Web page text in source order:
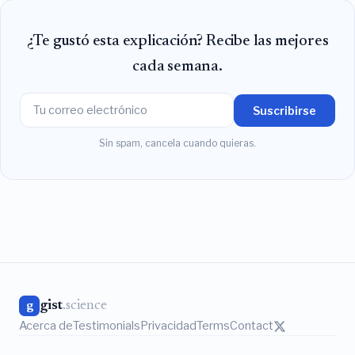
¿Te gustó esta explicación? Recibe las mejores
cada semana.
Suscribirse
Sin spam, cancela cuando quieras.
g gist.science
Acerca deTestimonialsPrivacidadTermsContact